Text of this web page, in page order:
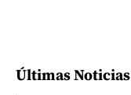
Últimas Noticias